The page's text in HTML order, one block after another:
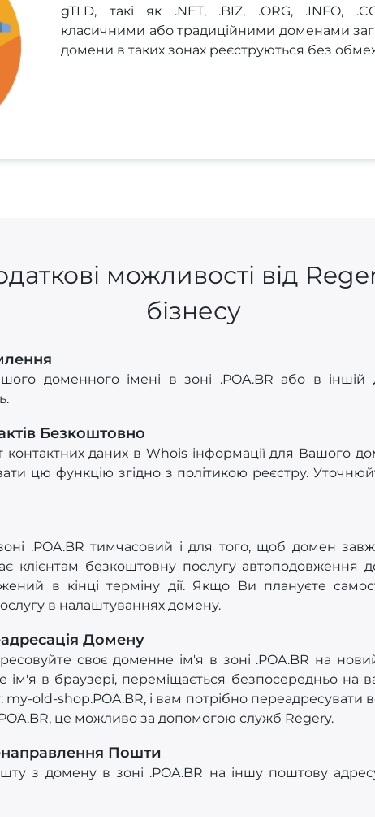
gTLD, такі як .NET, .BIZ, .ORG, .INFO,
класичними або традиційними доменами
домени в таких зонах реєструються без
можливості від
бізнесу
доменного імені в зоні .POA.BR або в іншій
Безкоштовно
контактних даних в Whois інформації для Вашого
цю функцію згідно з політикою реєстру.
.POA.BR тимчасовий і для того, щоб домен
клієнтам безкоштовну послугу автоподовження
в кінці терміну дії. Якщо Ви плануєте
в налаштуваннях домену.
Домену
своє доменне ім'я в зоні .POA.BR на
ім'я в браузері, переміщається безпосередньо на
old-shop.POA.BR, і вам потрібно переадресувати
це можливо за допомогою служб Regery.
Пошти
з домену в зоні .POA.BR на іншу поштову